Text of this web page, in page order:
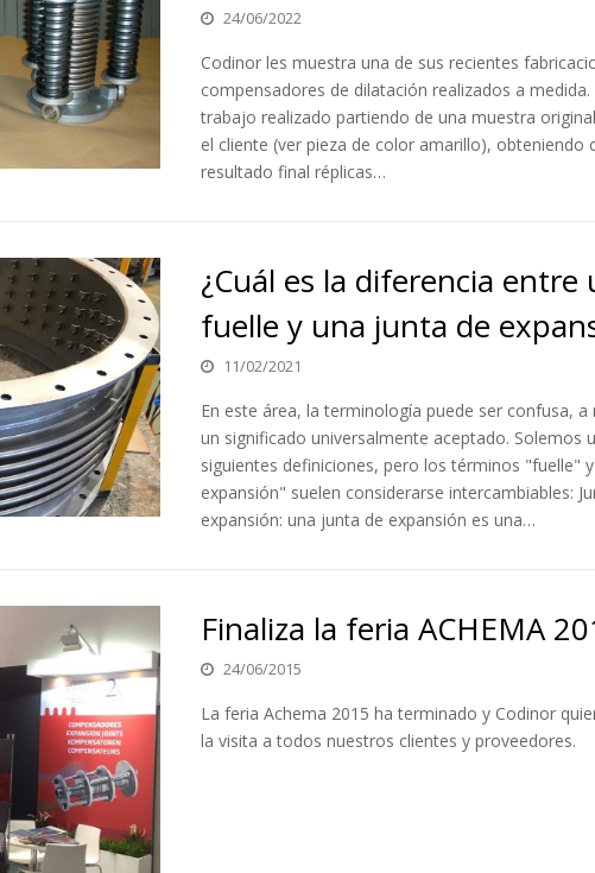
24/06/2022
Codinor les muestra una de sus recientes
compensadores de dilatación realizados a
trabajo realizado partiendo de una muestra
el cliente (ver pieza de color amarillo), obteniendo
resultado final réplicas…
¿Cuál es la diferencia entre
fuelle y una junta de
11/02/2021
En este área, la terminología puede ser confusa, a
un significado universalmente aceptado. Solemos
siguientes definiciones, pero los términos "fuelle"
expansión" suelen considerarse intercambiables:
expansión: una junta de expansión es una…
Finaliza la feria ACHEMA
24/06/2015
La feria Achema 2015 ha terminado y Codinor
la visita a todos nuestros clientes y proveedores.